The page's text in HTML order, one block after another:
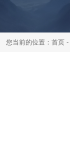
您当前的位置：首页 -